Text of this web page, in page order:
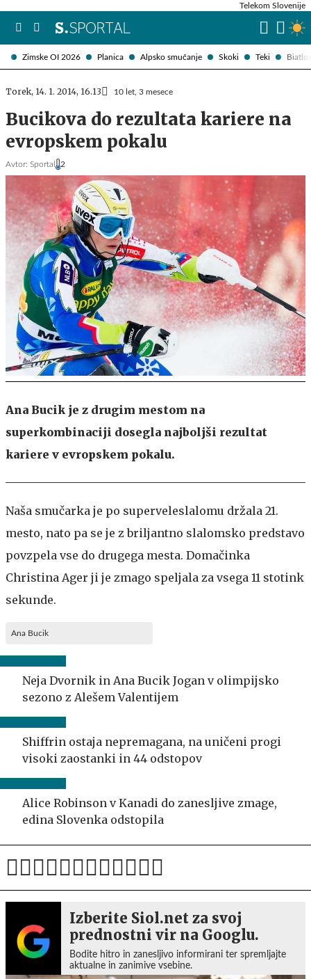
Zimske OI 2026 Planica Alpsko smučanje Skoki Teki
Telekom Slovenije
Torek, 14. 1. 2014, 16.13 10 let, 3 mesece
Bucikova do rezultata kariere na
evropskem pokalu
Avtor: Sportal 2
Ana Bucik je z drugim mestom na
superkombinaciji dosegla najboljši rezultat
kariere v evropskem pokalu.
Naša smučarka je po superveleslalomu držala 21.
mesto, nato pa se je z briljantno slalomsko predstavo
povzpela vse do drugega mesta. Domačinka
Christina Ager ji je zmago speljala za vsega 11 stotink
sekunde.
Ana Bucik
Neja Dvornik in Ana Bucik Jogan v olimpijsko
sezono z Alešem Valentijem
Shiffrin ostaja nepremagana, na uničeni progi
visoki zaostanki in 44 odstopov
Alice Robinson v Kanadi do zanesljive zmage,
edina Slovenka odstopila
Izberite Siol.net za svoj
prednostni vir na Googlu.
Bodite hitro in zanesljivo informirani ter spremljajte
aktualne in zanimive vsebine.